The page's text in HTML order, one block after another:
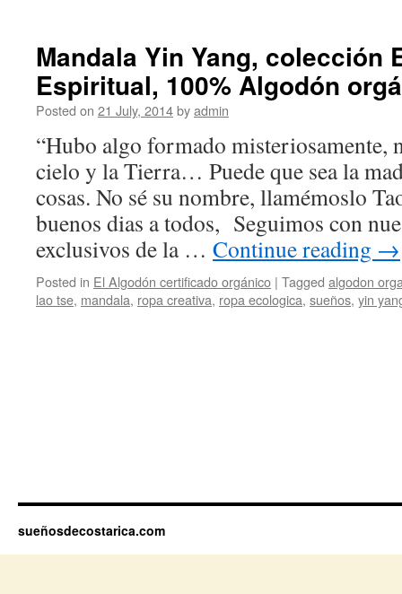
Mandala Yin Yang, colección
Espiritual, 100% Algodón
Posted on 21 July, 2014byadmin
“Hubo algo formado misteriosamente,
cielo y la Tierra… Puede que sea la
cosas. No sé su nombre, llamémoslo
buenos dias a todos, Seguimos con
exclusivos de la … Continue reading →
Posted in El Algodón certificado orgánico | Tagged algodon
lao tse, mandala, ropa creativa, ropa ecologica, sueños, yin
sueñosdecostarica.com